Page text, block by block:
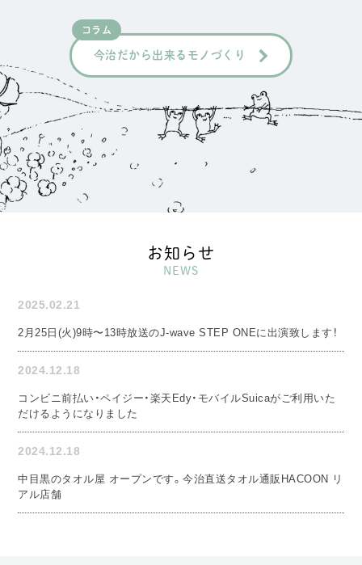
コラム
今治だから出来るモノづくり
お知らせ
NEWS
2025.02.21
2月25日(火)9時〜13時放送のJ-wave STEP ONEに出演致します！
2024.12.18
コンビニ前払い・ペイジー・楽天Edy・モバイルSuicaがご利用いた
だけるようになりました
2024.12.18
中目黒のタオル屋 オープンです。今治直送タオル通販HACOON リ
アル店舗